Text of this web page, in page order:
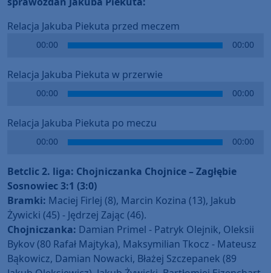
Relacja Jakuba Piekuta przed meczem
00:00 00:00
Relacja Jakuba Piekuta w przerwie
00:00 00:00
Relacja Jakuba Piekuta po meczu
00:00 00:00
Betclic 2. liga: Chojniczanka Chojnice – Zagłębie
Sosnowiec 3:1 (3:0)
Bramki: Maciej Firlej (8), Marcin Kozina (13), Jakub
Żywicki (45) - Jędrzej Zając (46).
Chojniczanka: Damian Primel - Patryk Olejnik, Oleksii
Bykov (80 Rafał Majtyka), Maksymilian Tkocz - Mateusz
Bąkowicz, Damian Nowacki, Błażej Szczepanek (89